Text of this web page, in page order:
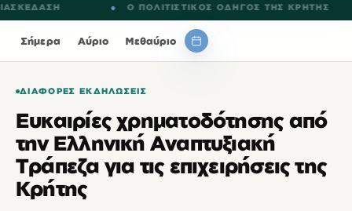
Ο ΠΟΛΙΤΙΣΤΙΚΟΣ ΟΔΗΓΟΣ ΤΗΣ ΚΡΗΤΗΣ
Σήμερα Αύριο Μεθαύριο
ΔΙΆΦΟΡΕΣ ΕΚΔΗΛΏΣΕΙΣ
Ευκαιρίες χρηματοδότησης από
την Ελληνική Αναπτυξιακή
Τράπεζα για τις επιχειρήσεις της
Κρήτης